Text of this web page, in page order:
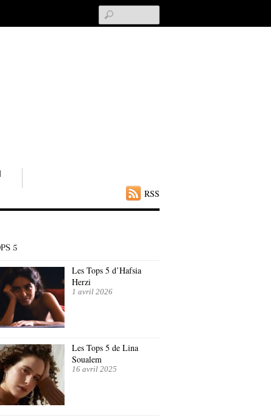
RSS
5
Les Tops 5 d’Hafsia
Herzi
1 avril 2026
Les Tops 5 de Lina
Soualem
16 avril 2025